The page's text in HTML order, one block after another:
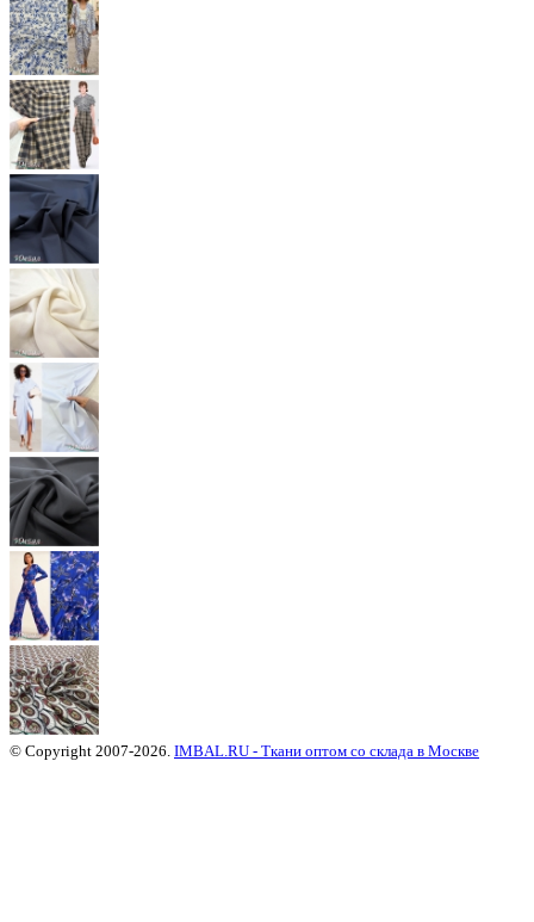
© Copyright 2007-2026. IMBAL.RU - Ткани оптом со склада в Москве